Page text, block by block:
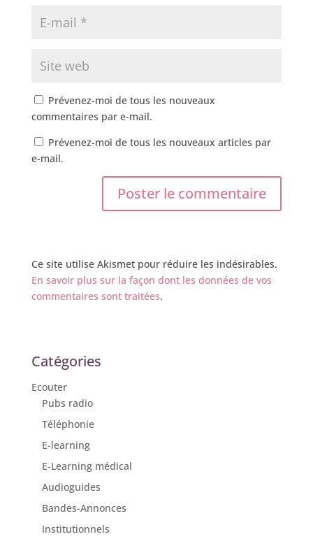
Prévenez-moi de tous les nouveaux
commentaires par e-mail.
Prévenez-moi de tous les nouveaux articles par
e-mail.
Ce site utilise Akismet pour réduire les indésirables.
En savoir plus sur la façon dont les données de vos
commentaires sont traitées.
Catégories
Ecouter
Pubs radio
Téléphonie
E-learning
E-Learning médical
Audioguides
Bandes-Annonces
Institutionnels